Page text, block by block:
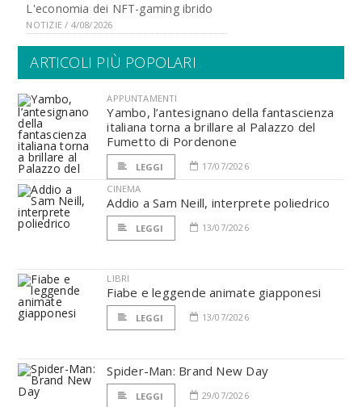
L'economia dei NFT-gaming ibrido
NOTIZIE / 4/08/2026
ARTICOLI PIÙ POPOLARI
APPUNTAMENTI
Yambo, l’antesignano della fantascienza
italiana torna a brillare al Palazzo del
Fumetto di Pordenone
LEGGI
17/07/2026
CINEMA
Addio a Sam Neill, interprete poliedrico
LEGGI 13/07/2026
LIBRI
Fiabe e leggende animate giapponesi
LEGGI 13/07/2026
Spider-Man: Brand New Day
LEGGI 29/07/2026